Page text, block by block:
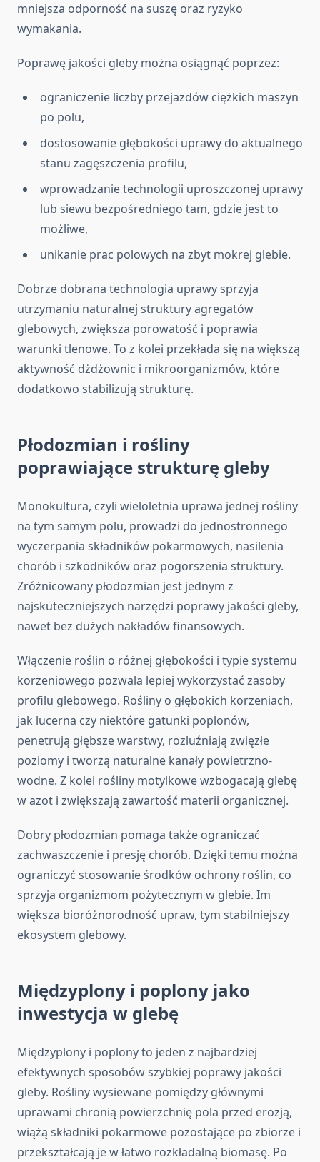
mniejsza odporność na suszę oraz ryzyko
wymakania.
Poprawę jakości gleby można osiągnąć poprzez:
ograniczenie liczby przejazdów ciężkich maszyn
po polu,
dostosowanie głębokości uprawy do aktualnego
stanu zagęszczenia profilu,
wprowadzanie technologii uproszczonej uprawy
lub siewu bezpośredniego tam, gdzie jest to
możliwe,
unikanie prac polowych na zbyt mokrej glebie.
Dobrze dobrana technologia uprawy sprzyja
utrzymaniu naturalnej struktury agregatów
glebowych, zwiększa porowatość i poprawia
warunki tlenowe. To z kolei przekłada się na większą
aktywność dżdżownic i mikroorganizmów, które
dodatkowo stabilizują strukturę.
Płodozmian i rośliny
poprawiające strukturę gleby
Monokultura, czyli wieloletnia uprawa jednej rośliny
na tym samym polu, prowadzi do jednostronnego
wyczerpania składników pokarmowych, nasilenia
chorób i szkodników oraz pogorszenia struktury.
Zróżnicowany płodozmian jest jednym z
najskuteczniejszych narzędzi poprawy jakości gleby,
nawet bez dużych nakładów finansowych.
Włączenie roślin o różnej głębokości i typie systemu
korzeniowego pozwala lepiej wykorzystać zasoby
profilu glebowego. Rośliny o głębokich korzeniach,
jak lucerna czy niektóre gatunki poplonów,
penetrują głębsze warstwy, rozluźniają zwięzłe
poziomy i tworzą naturalne kanały powietrzno-
wodne. Z kolei rośliny motylkowe wzbogacają glebę
w azot i zwiększają zawartość materii organicznej.
Dobry płodozmian pomaga także ograniczać
zachwaszczenie i presję chorób. Dzięki temu można
ograniczyć stosowanie środków ochrony roślin, co
sprzyja organizmom pożytecznym w glebie. Im
większa bioróżnorodność upraw, tym stabilniejszy
ekosystem glebowy.
Międzyplony i poplony jako
inwestycja w glebę
Międzyplony i poplony to jeden z najbardziej
efektywnych sposobów szybkiej poprawy jakości
gleby. Rośliny wysiewane pomiędzy głównymi
uprawami chronią powierzchnię pola przed erozją,
wiążą składniki pokarmowe pozostające po zbiorze i
przekształcają je w łatwo rozkładalną biomasę. Po